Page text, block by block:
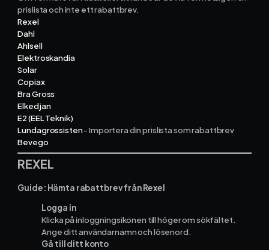
Visma Administration
Arbetsorder
prislista ochinte ett rabattbrev.
Rexel
Dahl
Ahlsell
Elektroskandia
Solar
Copiax
Bra Gross
Elkedjan
E2 (EEL Teknik)
Lundagrossisten- Importera din prislista som rabattbrev
Bevego
REXEL
Guide: Hämta rabattbrev från Rexel
Logga in
Klicka på inloggningsikonen till höger om sökfältet.
Ange ditt användarnamn och lösenord.
Gå till ditt konto